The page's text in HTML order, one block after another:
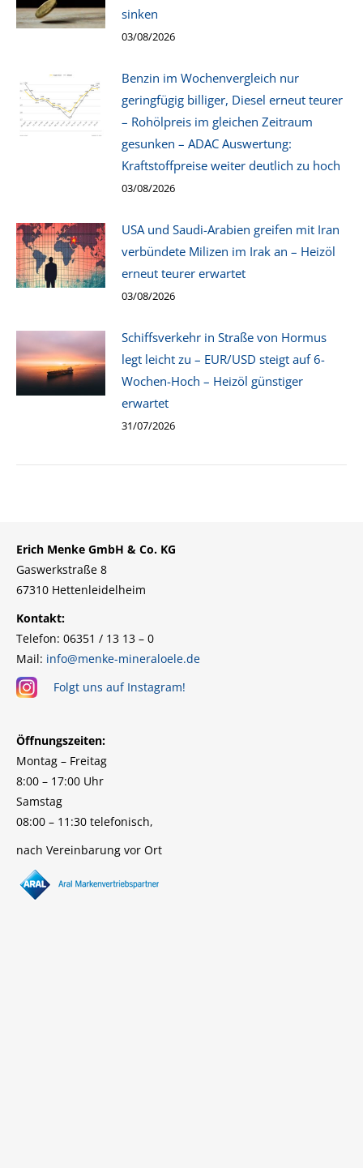
sinken
03/08/2026
Benzin im Wochenvergleich nur
geringfügig billiger, Diesel erneut teurer
– Rohölpreis im gleichen Zeitraum
gesunken – ADAC Auswertung:
Kraftstoffpreise weiter deutlich zu hoch
03/08/2026
USA und Saudi-Arabien greifen mit Iran
verbündete Milizen im Irak an – Heizöl
erneut teurer erwartet
03/08/2026
Schiffsverkehr in Straße von Hormus
legt leicht zu – EUR/USD steigt auf 6-
Wochen-Hoch – Heizöl günstiger
erwartet
31/07/2026
Erich Menke GmbH & Co. KG
Gaswerkstraße 8
67310 Hettenleidelheim
Kontakt:
Telefon: 06351 / 13 13 – 0
Mail: info@menke-mineraloele.de
Folgt uns auf Instagram!
Öffnungszeiten:
Montag – Freitag
8:00 – 17:00 Uhr
Samstag
08:00 – 11:30 telefonisch,
nach Vereinbarung vor Ort